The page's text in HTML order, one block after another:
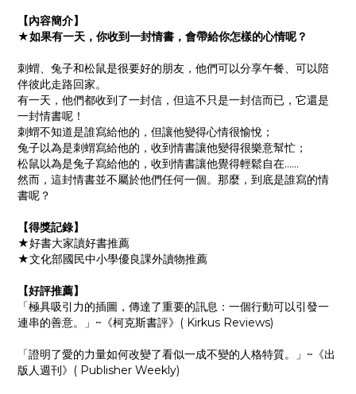
【內容簡介】
★如果有一天，你收到一封情書，會帶給你怎樣的心情呢？
刺蝟、兔子和松鼠是很要好的朋友，他們可以分享午餐、可以陪
伴彼此走路回家。
有一天，他們都收到了一封信，但這不只是一封信而已，它還是
一封情書呢！
刺蝟不知道是誰寫給他的，但讓他變得心情很愉悅；
兔子以為是刺蝟寫給他的，收到情書讓他變得很樂意幫忙；
松鼠以為是兔子寫給他的，收到情書讓他覺得輕鬆自在……
然而，這封情書並不屬於他們任何一個。那麼，到底是誰寫的情
書呢？
【得獎記錄】
★好書大家讀好書推薦
★文化部國民中小學優良課外讀物推薦
【好評推薦】
「極具吸引力的插圖，傳達了重要的訊息：一個行動可以引發一
連串的善意。」~《柯克斯書評》( Kirkus Reviews)
「證明了愛的力量如何改變了看似一成不變的人格特質。」~《出
版人週刊》( Publisher Weekly)